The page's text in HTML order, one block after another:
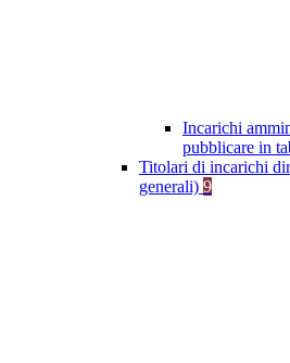
Incarichi
pubblicare in
Titolari di incarichi
generali) 9